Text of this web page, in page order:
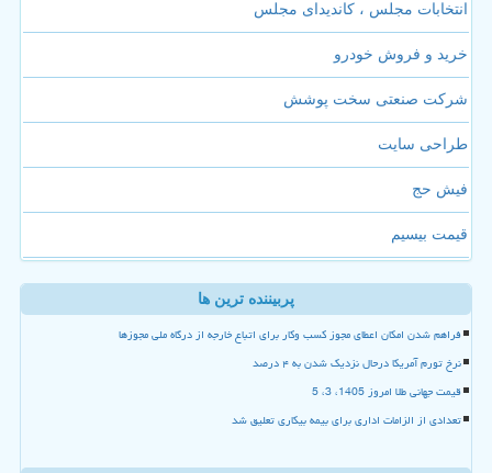
انتخابات مجلس ، کاندیدای مجلس
خرید و فروش خودرو
شرکت صنعتی سخت پوشش
طراحی سایت
فیش حج
قیمت بیسیم
پربیننده ترین ها
فراهم شدن امکان اعطای مجوز کسب وکار برای اتباع خارجه از درگاه ملی مجوزها
نرخ تورم آمریکا درحال نزدیک شدن به ۴ درصد
قیمت جهانی طلا امروز 1405، 3، 5
تعدادی از الزامات اداری برای بیمه بیکاری تعلیق شد